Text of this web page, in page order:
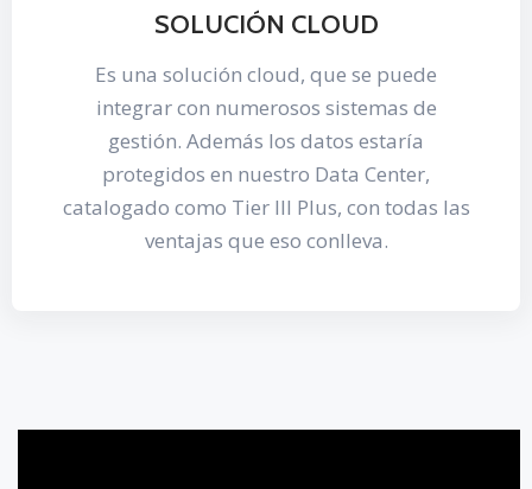
SOLUCIÓN CLOUD
Es una solución cloud, que se puede
integrar con numerosos sistemas de
gestión. Además los datos estaría
protegidos en nuestro Data Center,
catalogado como Tier III Plus, con todas las
ventajas que eso conlleva.